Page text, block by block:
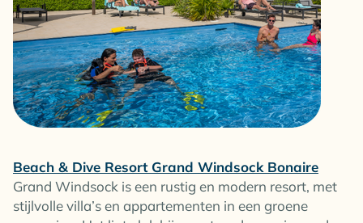
Beach & Dive Resort Grand Windsock Bonaire
Grand Windsock is een rustig en modern resort, met
stijlvolle villa’s en appartementen in een groene